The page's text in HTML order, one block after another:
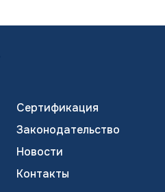
Сертификация
Законодательство
Новости
Контакты